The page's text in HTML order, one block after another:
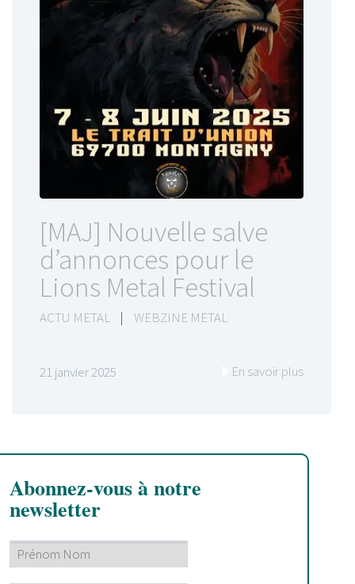
[MAJ] Nouvelle salve
d’annonces pour le
Lions Metal Festival
ACTU METAL | WEBZINE METAL
21 janvier 2025 En savoir plus
Abonnez-vous à notre
newsletter